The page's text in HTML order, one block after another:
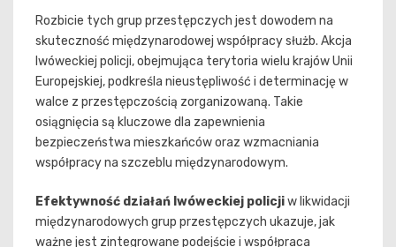
Rozbicie tych grup przestępczych jest dowodem na
skuteczność międzynarodowej współpracy służb. Akcja
lwóweckiej policji, obejmująca terytoria wielu krajów Unii
Europejskiej, podkreśla nieustępliwość i determinację w
walce z przestępczością zorganizowaną. Takie
osiągnięcia są kluczowe dla zapewnienia
bezpieczeństwa mieszkańców oraz wzmacniania
współpracy na szczeblu międzynarodowym.
Efektywność działań lwóweckiej policjiw likwidacji
międzynarodowych grup przestępczych ukazuje, jak
ważne jest zintegrowane podejście i współpraca